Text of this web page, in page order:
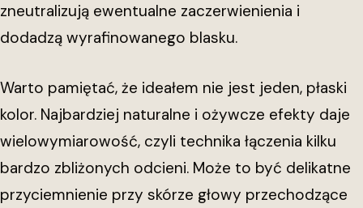
zneutralizują ewentualne zaczerwienienia i
dodadzą wyrafinowanego blasku.
Warto pamiętać, że ideałem nie jest jeden, płaski
kolor. Najbardziej naturalne i ożywcze efekty daje
wielowymiarowość, czyli technika łączenia kilku
bardzo zbliżonych odcieni. Może to być delikatne
przyciemnienie przy skórze głowy przechodzące